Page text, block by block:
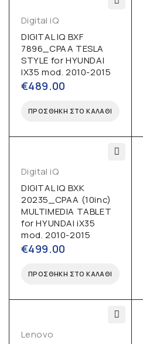
Digital iQ
DIGITAL IQ BXF
7896_CPAA TESLA
STYLE for HYUNDAI
IX35 mod. 2010-2015
€489.00
ΠΡΟΣΘΉΚΗ ΣΤΟ ΚΑΛΆΘΙ
Digital iQ
DIGITAL IQ BXK
20235_CPAA (10inc)
MULTIMEDIA TABLET
for HYUNDAI iX35
mod. 2010-2015
€499.00
ΠΡΟΣΘΉΚΗ ΣΤΟ ΚΑΛΆΘΙ
Lenovo